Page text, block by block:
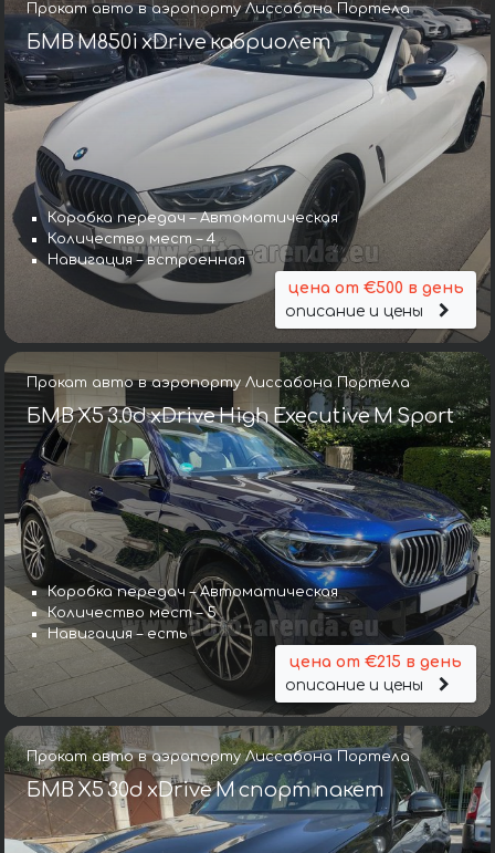
Прокат авто в аэропорту Лиссабона Портела
БМВ M850i xDrive кабриолет
Коробка передач – Автоматическая
Количество мест – 4
Навигация – встроенная
цена от €500 в день
описание и цены
Прокат авто в аэропорту Лиссабона Портела
БМВ X5 3.0d xDrive High Executive M Sport
Коробка передач – Автоматическая
Количество мест – 5
Навигация – есть
цена от €215 в день
описание и цены
Прокат авто в аэропорту Лиссабона Портела
БМВ X5 30d xDrive M спорт пакет